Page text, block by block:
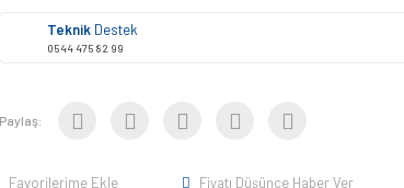
Teknik Destek
0544 475 82 99
Paylaş:
Favorilerime Ekle Fiyatı Düşünce Haber Ver